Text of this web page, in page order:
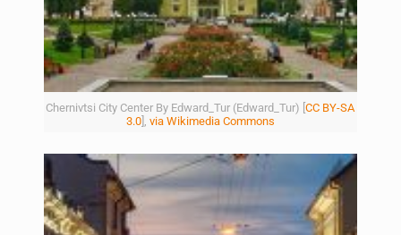
Chernivtsi City Center By Edward_Tur (Edward_Tur) [CC BY-SA
3.0], via Wikimedia Commons